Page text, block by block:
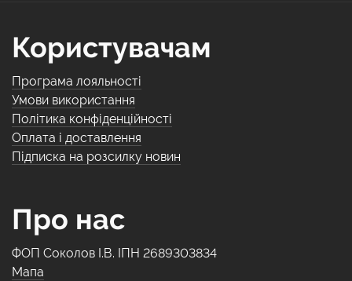
Користувачам
Програма лояльності
Умови використання
Політика конфіденційності
Оплата і доставлення
Підписка на розсилку новин
Про нас
ФОП Соколов І.В. ІПН 2689303834
Мапа